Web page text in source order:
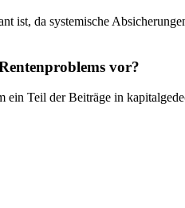
ist, da systemische
vor?
Teil der Beiträge in